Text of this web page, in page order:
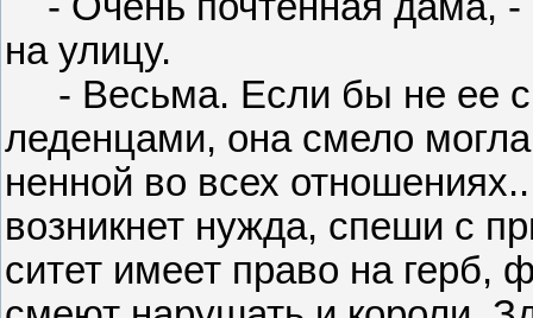
на улицу.
- Весьма. Если бы не ее
леденцами, она смело
ненной во всех
возникнет нужда, спеши с
ситет имеет право на герб,